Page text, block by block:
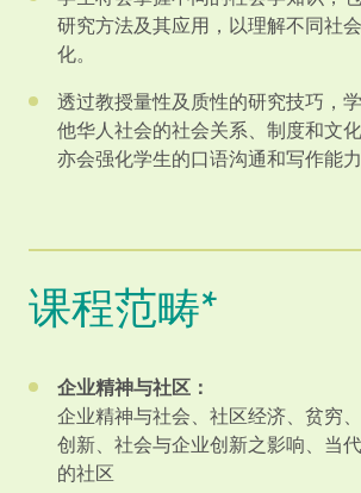
研究方法及其应用，以理解不同社
化。
透过教授量性及质性的研究技巧，
他华人社会的社会关系、制度和文
亦会强化学生的口语沟通和写作能力
课程范畴*
企业精神与社区：
企业精神与社会、社区经济、贫穷
创新、社会与企业创新之影响、当
的社区